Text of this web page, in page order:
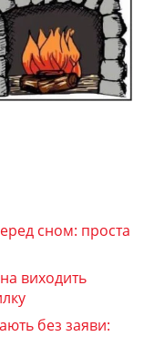
сном: проста
виходить
без заяви: